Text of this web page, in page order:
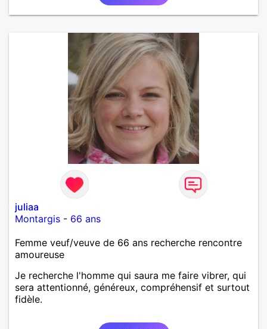
juliaa
Montargis - 66 ans
Femme veuf/veuve de 66 ans recherche rencontre
amoureuse
Je recherche l'homme qui saura me faire vibrer, qui
sera attentionné, généreux, compréhensif et surtout
fidèle.